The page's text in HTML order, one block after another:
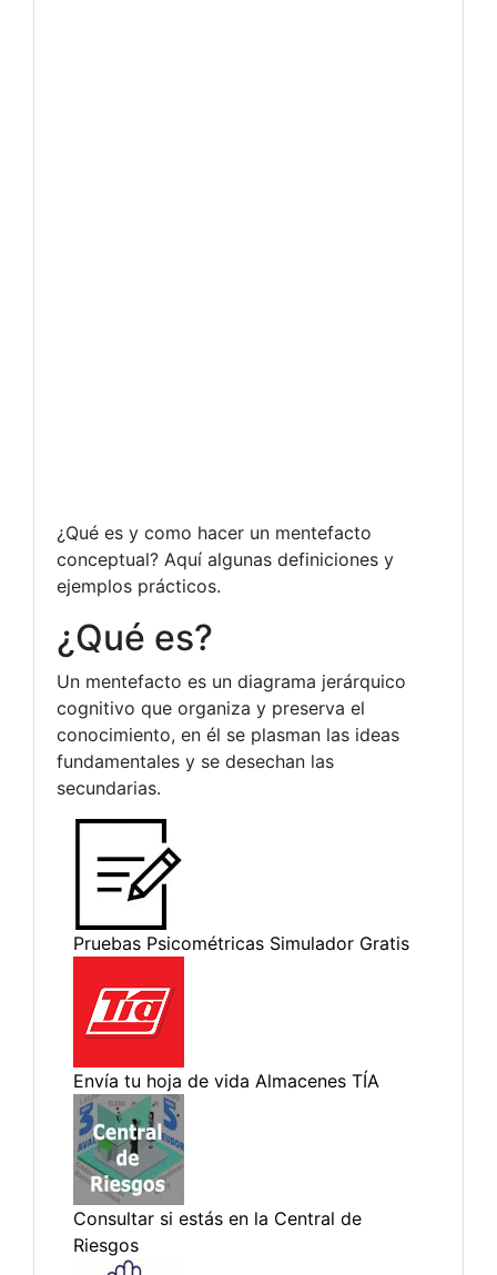
¿Qué es y como hacer un mentefacto
conceptual? Aquí algunas definiciones y
ejemplos prácticos.
¿Qué es?
Un mentefacto es un diagrama jerárquico
cognitivo que organiza y preserva el
conocimiento, en él se plasman las ideas
fundamentales y se desechan las
secundarias.